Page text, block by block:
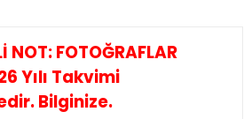
NOT: FOTOĞRAFLAR
Yılı Takvimi
Bilginize.